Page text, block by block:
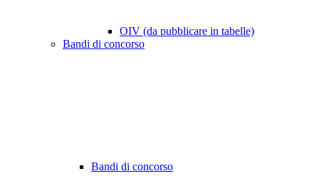
OIV (da pubblicare in tabelle)
Bandi di concorso
Bandi di concorso